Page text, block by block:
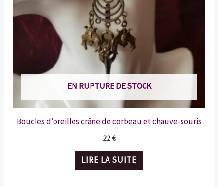
EN RUPTURE DE STOCK
Boucles d’oreilles crâne de corbeau et chauve-souris
22€
LIRE LA SUITE